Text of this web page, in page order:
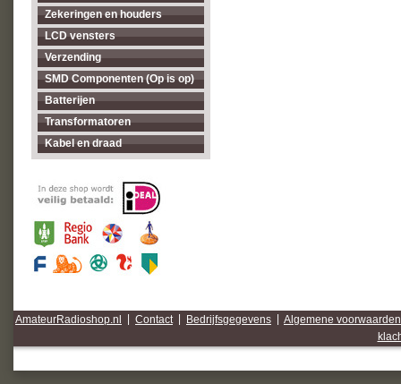
Zekeringen en houders
LCD vensters
Verzending
SMD Componenten (Op is op)
Batterijen
Transformatoren
Kabel en draad
AmateurRadioshop.nl Contact Bedrijfsgegevens
Algemene voorwaarden